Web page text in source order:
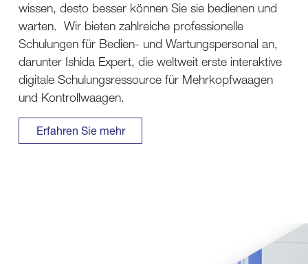
wissen, desto besser können Sie sie bedienen und
warten. Wir bieten zahlreiche professionelle
Schulungen für Bedien- und Wartungspersonal an,
darunter Ishida Expert, die weltweit erste interaktive
digitale Schulungsressource für Mehrkopfwaagen
und Kontrollwaagen.
Erfahren Sie mehr